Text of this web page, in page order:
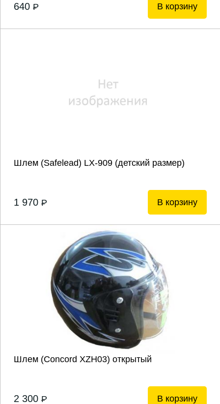
640 P В корзину
Шлем (Safelead) LX-909 (детский размер)
1 970 P В корзину
Шлем (Concord XZH03) открытый
2 300 P В корзину